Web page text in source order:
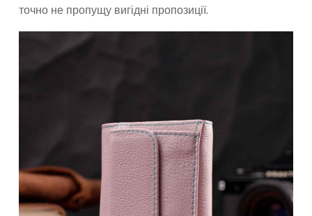
точно не пропущу вигідні пропозиції.